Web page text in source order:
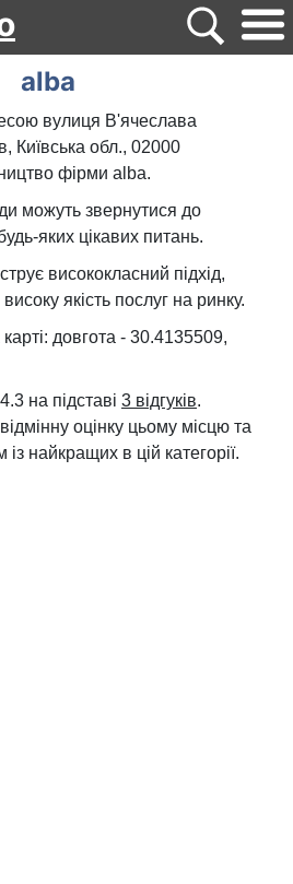
alba
вулиця В'ячеслава
Київська обл., 02000
фірми alba.
можуть звернутися до
яких цікавих питань.
висококласний підхід,
якість послуг на ринку.
довгота - 30.4135509,
на підставі 3 відгуків.
оцінку цьому місцю та
найкращих в цій категорії.